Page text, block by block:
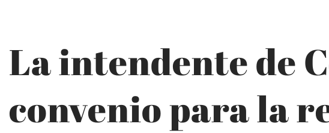
La intendente de
convenio para la